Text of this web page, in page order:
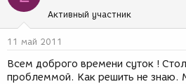
т
е
м
ы
з
д
а
и
я
Активный участник
11 май 2011
Всем доброго времени суток !
проблеммой. Как решить не знаю.